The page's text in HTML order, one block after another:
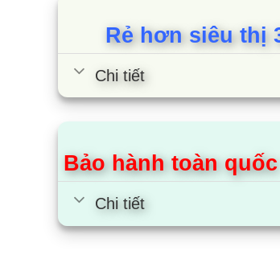
Rẻ hơn siêu thị
Chi tiết
Bảo hành toàn
Chi tiết